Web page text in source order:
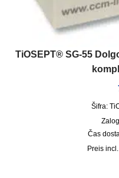
TiOSEPT® SG-55
Šifra:
Čas
incl.